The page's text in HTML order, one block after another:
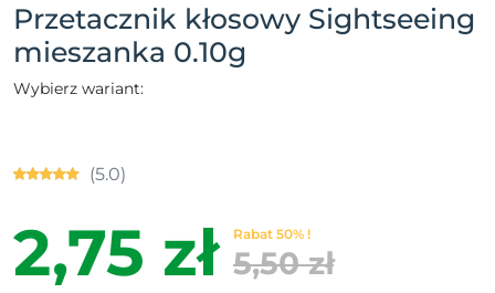
Przetacznik kłosowy Sightseeing
mieszanka 0.10g
Wybierz wariant:
(5.0)
2,75 zł Rabat 50% !
5,50 zł